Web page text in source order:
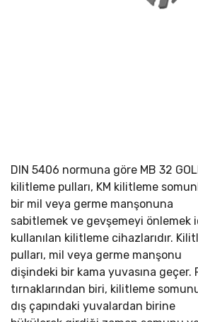
DIN 5406 normuna göre MB 32
kilitleme pulları, KM kilitleme
bir mil veya germe manşonuna
sabitlemek ve gevşemeyi önlemek
kullanılan kilitleme cihazlarıdır.
pulları, mil veya germe manşonu
dişindeki bir kama yuvasına geçer.
tırnaklarından biri, kilitleme
dış çapındaki yuvalardan birine